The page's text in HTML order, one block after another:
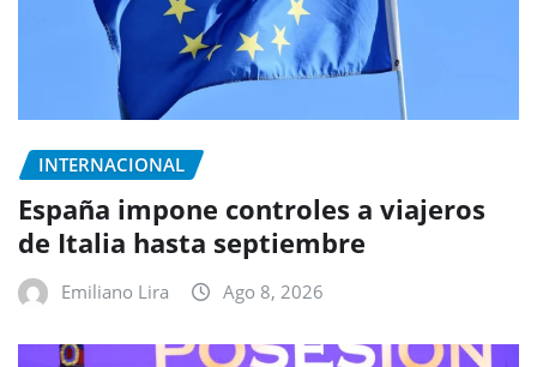
INTERNACIONAL
España impone controles a viajeros
de Italia hasta septiembre
Emiliano Lira Ago 8, 2026